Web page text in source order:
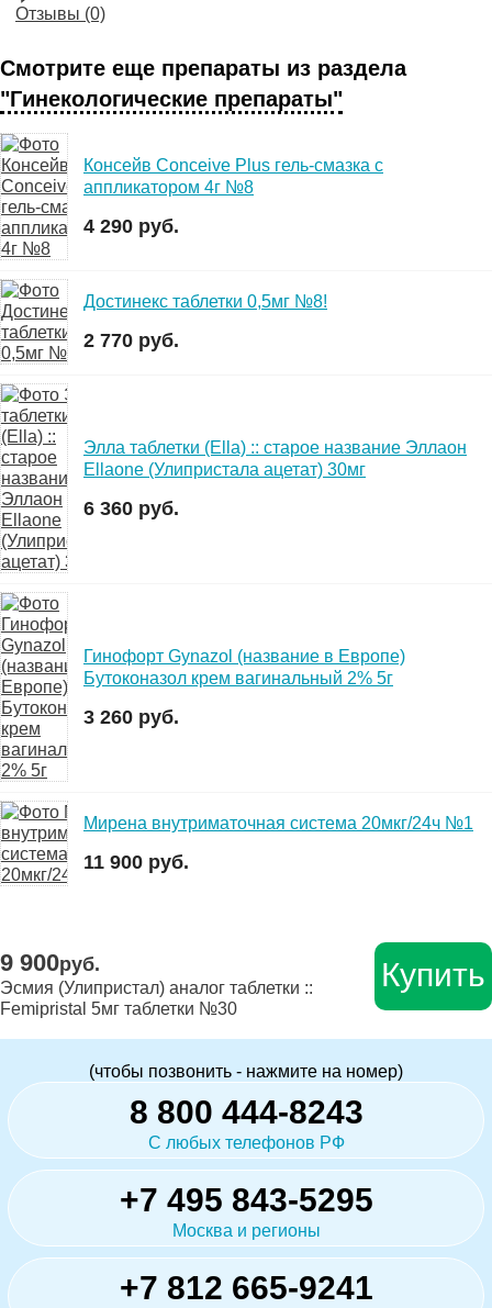
Отзывы (0)
Смотрите еще препараты из раздела
"Гинекологические препараты"
Консейв Conceive Plus гель-смазка с
аппликатором 4г №8
4 290 руб.
Достинекс таблетки 0,5мг №8!
2 770 руб.
Элла таблетки (Ella) :: старое название Эллаон
Ellaone (Улипристала ацетат) 30мг
6 360 руб.
Гинофорт Gynazol (название в Европе)
Бутоконазол крем вагинальный 2% 5г
3 260 руб.
Мирена внутриматочная система 20мкг/24ч №1
11 900 руб.
9 900руб.
Эсмия (Улипристал) аналог таблетки ::
Femipristal 5мг таблетки №30
Купить
(чтобы позвонить - нажмите на номер)
8 800 444-8243
С любых телефонов РФ
+7 495 843-5295
Москва и регионы
+7 812 665-9241